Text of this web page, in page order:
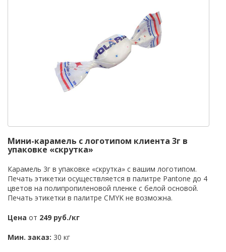
Мини-карамель с логотипом клиента 3г в
упаковке «скрутка»
Карамель 3г в упаковке «скрутка» с вашим логотипом.
Печать этикетки осуществляется в палитре Pantone до 4
цветов на полипропиленовой пленке с белой основой.
Печать этикетки в палитре CMYK не возможна.
Цена от 249 руб./кг
Мин. заказ: 30 кг